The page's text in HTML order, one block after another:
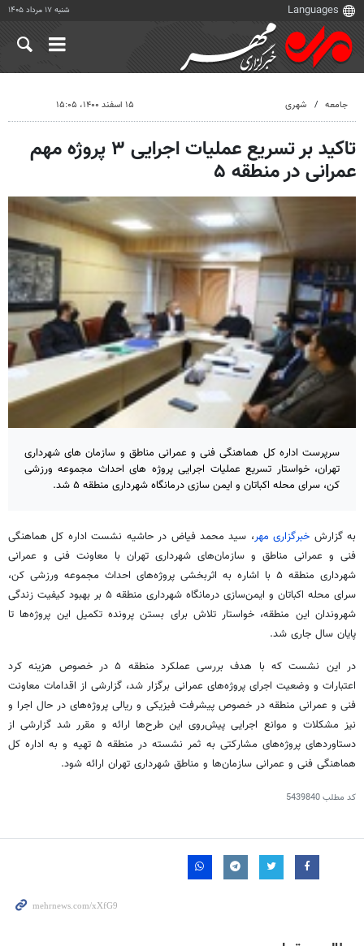
شنبه ۱۷ مرداد ۱۴۰۵
جامعه شهری ۱۵ اسفند ۱۴۰۰، ۱۵:۰۵
تاکید بر تسریع عملیات اجرایی ۳ پروژه مهم
عمرانی در منطقه ۵
سرپرست اداره کل هماهنگی فنی و عمرانی مناطق و سازمان های شهرداری
تهران، خواستار تسریع عملیات اجرایی پروژه های احداث مجموعه ورزشی
کن، سرای محله اکباتان و ایمن سازی درمانگاه شهرداری منطقه ۵ شد.
به گزارش خبرگزاری مهر، سید محمد فیاض در حاشیه نشست اداره کل هماهنگی
فنی و عمرانی مناطق و سازمان‌های شهرداری تهران با معاونت فنی و عمرانی
شهرداری منطقه ۵ با اشاره به اثربخشی پروژه‌های احداث مجموعه ورزشی کن،
سرای محله اکباتان و ایمن‌سازی درمانگاه شهرداری منطقه ۵ بر بهبود کیفیت زندگی
شهروندان این منطقه، خواستار تلاش برای بستن پرونده تکمیل این پروژه‌ها تا
پایان سال جاری شد.
در این نشست که با هدف بررسی عملکرد منطقه ۵ در خصوص هزینه کرد
اعتبارات و وضعیت اجرای پروژه‌های عمرانی برگزار شد، گزارشی از اقدامات معاونت
فنی و عمرانی منطقه در خصوص پیشرفت فیزیکی و ریالی پروژه‌های در حال اجرا و
نیز مشکلات و موانع اجرایی پیش‌روی این طرح‌ها ارائه و مقرر شد گزارشی از
دستاوردهای پروژه‌های مشارکتی به ثمر نشسته در منطقه ۵ تهیه و به اداره کل
هماهنگی فنی و عمرانی سازمان‌ها و مناطق شهرداری تهران ارائه شود.
کد مطلب5439840